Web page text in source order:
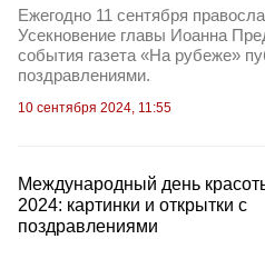
Ежегодно 11 сентября
Усекновение главы Иоанна
события газета «На рубеже»
поздравлениями.
10 сентября 2024, 11:55
Международный день
2024: картинки и открытки с
поздравлениями